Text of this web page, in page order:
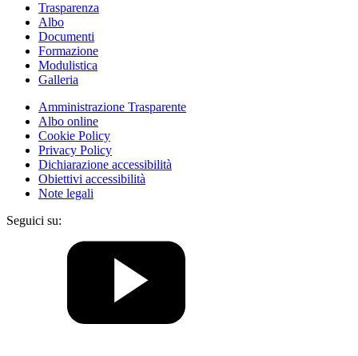
Trasparenza
Albo
Documenti
Formazione
Modulistica
Galleria
Amministrazione Trasparente
Albo online
Cookie Policy
Privacy Policy
Dichiarazione accessibilità
Obiettivi accessibilità
Note legali
Seguici su: